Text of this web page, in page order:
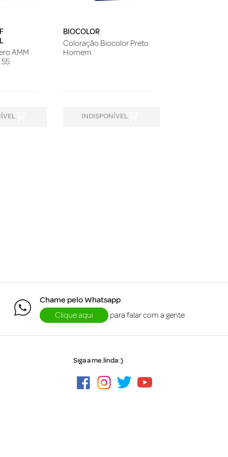
AMM
BIOCOLOR
Coloração Biocolor Preto
Homem
INDISPONÍVEL
Chame pelo Whatsapp
Clique aqui
para falar com a gente
Siga a me.linda :)